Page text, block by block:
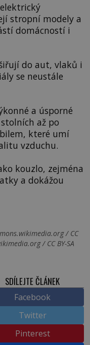
stropní modely a
domácností i
do aut, vlaků i
se neustále
a úsporné
až po
které umí
vzduchu.
kouzlo, zejména
a dokážou
/ CC
/ CC BY-SA
SDÍLEJTE ČLÁNEK
Facebook
Twitter
Pinterest